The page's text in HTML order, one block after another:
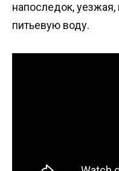
напоследок, уезжая,
питьевую воду.